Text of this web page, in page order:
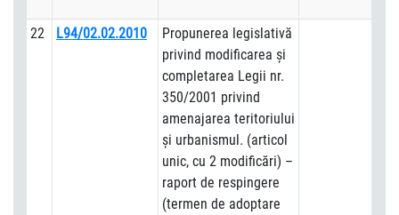
22 L94/02.02.2010
Propunerea legislativă
privind modificarea şi
completarea Legii nr.
350/2001 privind
amenajarea teritoriului
şi urbanismul. (articol
unic, cu 2 modificări) –
raport de respingere
(termen de adoptare